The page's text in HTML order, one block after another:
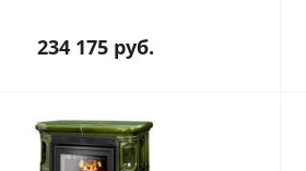
234 175руб.